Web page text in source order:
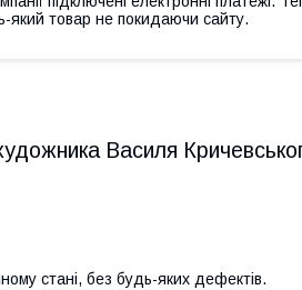
який товар не покидаючи сайту.
Василя
стані, без будь-яких дефектів.